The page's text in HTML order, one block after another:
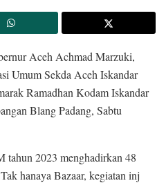
Aceh Achmad Marzuki,
Umum Sekda Aceh Iskandar
Ramadhan Kodam Iskandar
Blang Padang, Sabtu
tahun 2023 menghadirkan 48
Tak hanaya Bazaar, kegiatan inj